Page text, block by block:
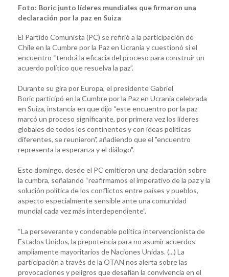
Foto: Boric junto líderes mundiales que firmaron una
declaración por la paz en Suiza
El Partido Comunista (PC) se refirió a la participación de
Chile en la Cumbre por la Paz en Ucrania y cuestionó si el
encuentro “tendrá la eficacia del proceso para construir un
acuerdo político que resuelva la paz”.
Durante su gira por Europa, el presidente Gabriel
Boric participó en la Cumbre por la Paz en Ucrania celebrada
en Suiza, instancia en que dijo “este encuentro por la paz
marcó un proceso significante, por primera vez los líderes
globales de todos los continentes y con ideas políticas
diferentes, se reunieron", añadiendo que el "encuentro
representa la esperanza y el diálogo".
Este domingo, desde el PC emitieron una declaración sobre
la cumbra, señalando “reafirmamos el imperativo de la paz y la
solución política de los conflictos entre países y pueblos,
aspecto especialmente sensible ante una comunidad
mundial cada vez más interdependiente”.
“La perseverante y condenable política intervencionista de
Estados Unidos, la prepotencia para no asumir acuerdos
ampliamente mayoritarios de Naciones Unidas. (...) La
participación a través de la OTAN nos alerta sobre las
provocaciones y peligros que desafían la convivencia en el